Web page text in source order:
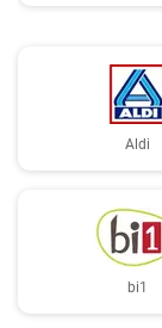
Aldi
bi1